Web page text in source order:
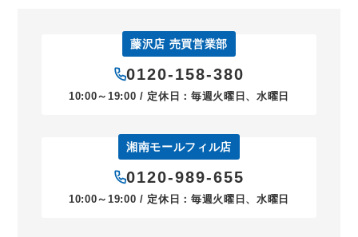
藤沢店 売買営業部
0120-158-380
10:00～19:00 / 定休日：毎週火曜日、水曜日
湘南モールフィル店
0120-989-655
10:00～19:00 / 定休日：毎週火曜日、水曜日